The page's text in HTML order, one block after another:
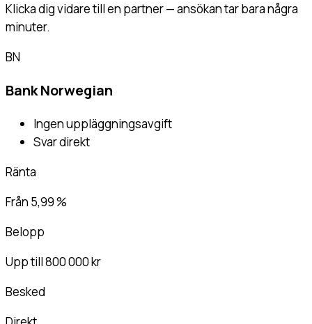
Klicka dig vidare till en partner — ansökan tar bara några
minuter.
BN
Bank Norwegian
Ingen uppläggningsavgift
Svar direkt
Ränta
Från 5,99 %
Belopp
Upp till 800 000 kr
Besked